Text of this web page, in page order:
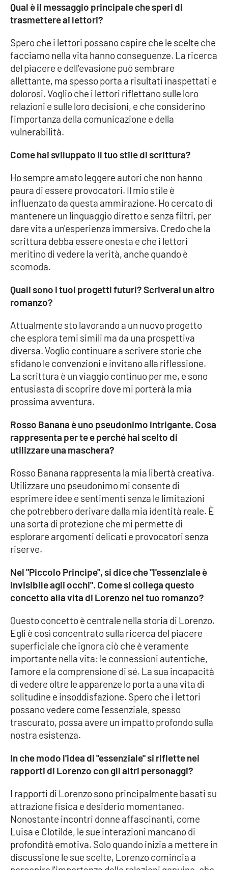
Apple
Qual è il messaggio principale che speri di
trasmettere ai lettori?
Spero che i lettori possano capire che le scelte che
facciamo nella vita hanno conseguenze. La ricerca
del piacere e dell'evasione può sembrare
allettante, ma spesso porta a risultati inaspettati e
dolorosi. Voglio che i lettori riflettano sulle loro
relazioni e sulle loro decisioni, e che considerino
l'importanza della comunicazione e della
vulnerabilità.
Come hai sviluppato il tuo stile di scrittura?
Ho sempre amato leggere autori che non hanno
paura di essere provocatori. Il mio stile è
influenzato da questa ammirazione. Ho cercato di
mantenere un linguaggio diretto e senza filtri, per
dare vita a un'esperienza immersiva. Credo che la
scrittura debba essere onesta e che i lettori
meritino di vedere la verità, anche quando è
scomoda.
Quali sono i tuoi progetti futuri? Scriverai un altro
romanzo?
Attualmente sto lavorando a un nuovo progetto
che esplora temi simili ma da una prospettiva
diversa. Voglio continuare a scrivere storie che
sfidano le convenzioni e invitano alla riflessione.
La scrittura è un viaggio continuo per me, e sono
entusiasta di scoprire dove mi porterà la mia
prossima avventura.
Rosso Banana è uno pseudonimo intrigante. Cosa
rappresenta per te e perché hai scelto di
utilizzare una maschera?
Rosso Banana rappresenta la mia libertà creativa.
Utilizzare uno pseudonimo mi consente di
esprimere idee e sentimenti senza le limitazioni
che potrebbero derivare dalla mia identità reale. È
una sorta di protezione che mi permette di
esplorare argomenti delicati e provocatori senza
riserve.
Nel "Piccolo Principe", si dice che "l'essenziale è
invisibile agli occhi". Come si collega questo
concetto alla vita di Lorenzo nel tuo romanzo?
Questo concetto è centrale nella storia di Lorenzo.
Egli è così concentrato sulla ricerca del piacere
superficiale che ignora ciò che è veramente
importante nella vita: le connessioni autentiche,
l'amore e la comprensione di sé. La sua incapacità
di vedere oltre le apparenze lo porta a una vita di
solitudine e insoddisfazione. Spero che i lettori
possano vedere come l'essenziale, spesso
trascurato, possa avere un impatto profondo sulla
nostra esistenza.
In che modo l'idea di "essenziale" si riflette nei
rapporti di Lorenzo con gli altri personaggi?
I rapporti di Lorenzo sono principalmente basati su
attrazione fisica e desiderio momentaneo.
Nonostante incontri donne affascinanti, come
Luisa e Clotilde, le sue interazioni mancano di
profondità emotiva. Solo quando inizia a mettere in
discussione le sue scelte, Lorenzo comincia a